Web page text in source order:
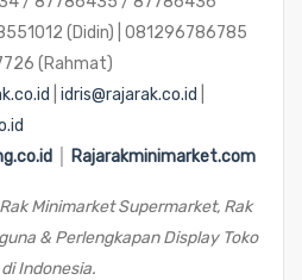
(Didin) | 081296786785
(Rahmat)
idris@rajarak.co.id
Rajarakminimarket.com
Minimarket Supermarket, Rak
& Perlengkapan Display Toko
Indonesia.